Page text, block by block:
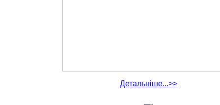
Детальніше...>>